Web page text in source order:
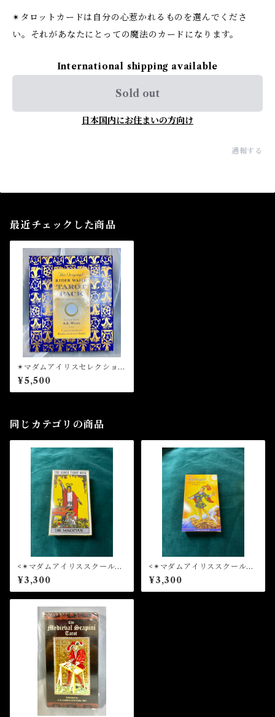
✴︎タロットカードは自分の心惹かれるものを選んでくださ
い。それがあなたにとっての魔法のカードになります。
International shipping available
Sold out
日本国内にお住まいの方向け
通報する
最近チェックした商品
✴︎マダムアイリスセレクション
✴︎THE ORIGINAL RIDER
WAITE TAROT PACK オリ
ジナルライダーウェイトタロ
¥5,500
同じカテゴリの商品
<✴︎マダムアイリススクールで
も使用してます✴︎>ザ・ライダ
ータロットデッキ THE RID
ER TAROT DECK
¥3,300
<✴︎マダムアイリススクールで
も使用してます✴︎>ラディアン
ト・ライダーウェイト タロ
ットカード RIDER-WAITE
¥3,300